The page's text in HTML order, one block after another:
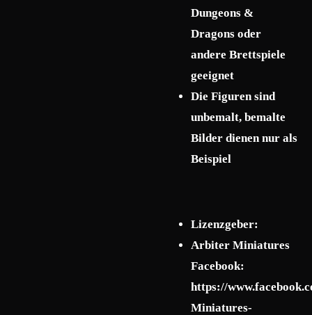
Dungeons &
Dragons oder
andere Brettspiele
geeignet
Die Figuren sind
unbemalt, bemalte
Bilder dienen nur als
Beispiel
Lizenzgeber:
Arbiter Miniatures
Facebook:
https://
Miniatures-